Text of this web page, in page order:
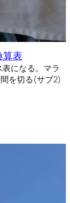
表
になる。マラ
を切る(サブ2)